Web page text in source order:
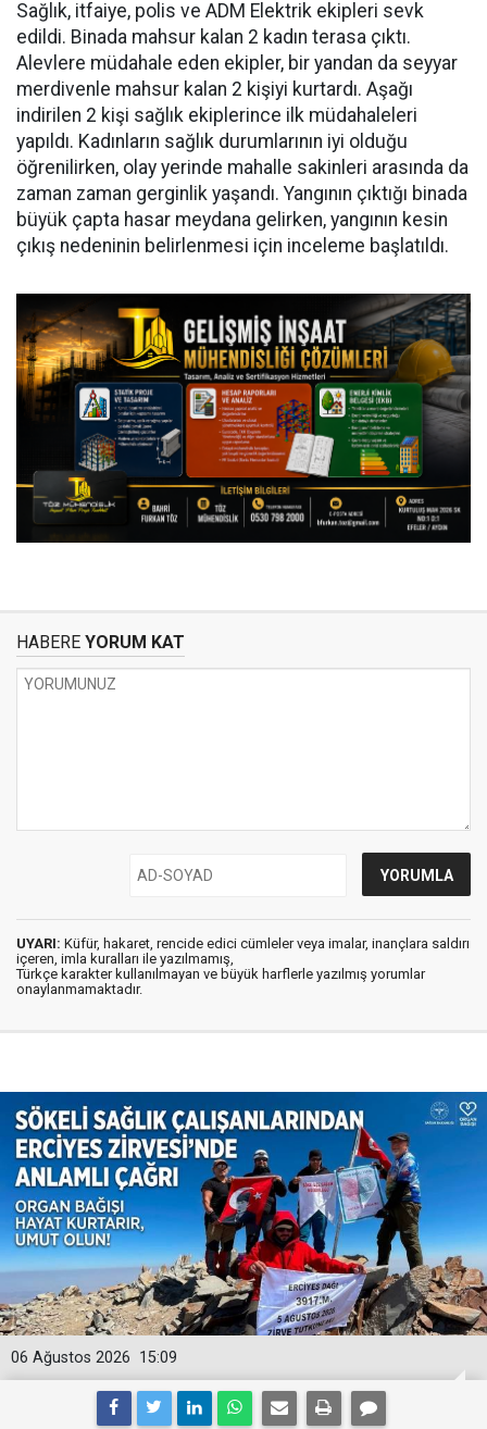
Sağlık, itfaiye, polis ve ADM Elektrik ekipleri sevk
edildi. Binada mahsur kalan 2 kadın terasa çıktı.
Alevlere müdahale eden ekipler, bir yandan da seyyar
merdivenle mahsur kalan 2 kişiyi kurtardı. Aşağı
indirilen 2 kişi sağlık ekiplerince ilk müdahaleleri
yapıldı. Kadınların sağlık durumlarının iyi olduğu
öğrenilirken, olay yerinde mahalle sakinleri arasında da
zaman zaman gerginlik yaşandı. Yangının çıktığı binada
büyük çapta hasar meydana gelirken, yangının kesin
çıkış nedeninin belirlenmesi için inceleme başlatıldı.
HABERE YORUM KAT
UYARI: Küfür, hakaret, rencide edici cümleler veya imalar, inançlara saldırı
içeren, imla kuralları ile yazılmamış,
Türkçe karakter kullanılmayan ve büyük harflerle yazılmış yorumlar
onaylanmamaktadır.
15:09
06 Ağustos 2026